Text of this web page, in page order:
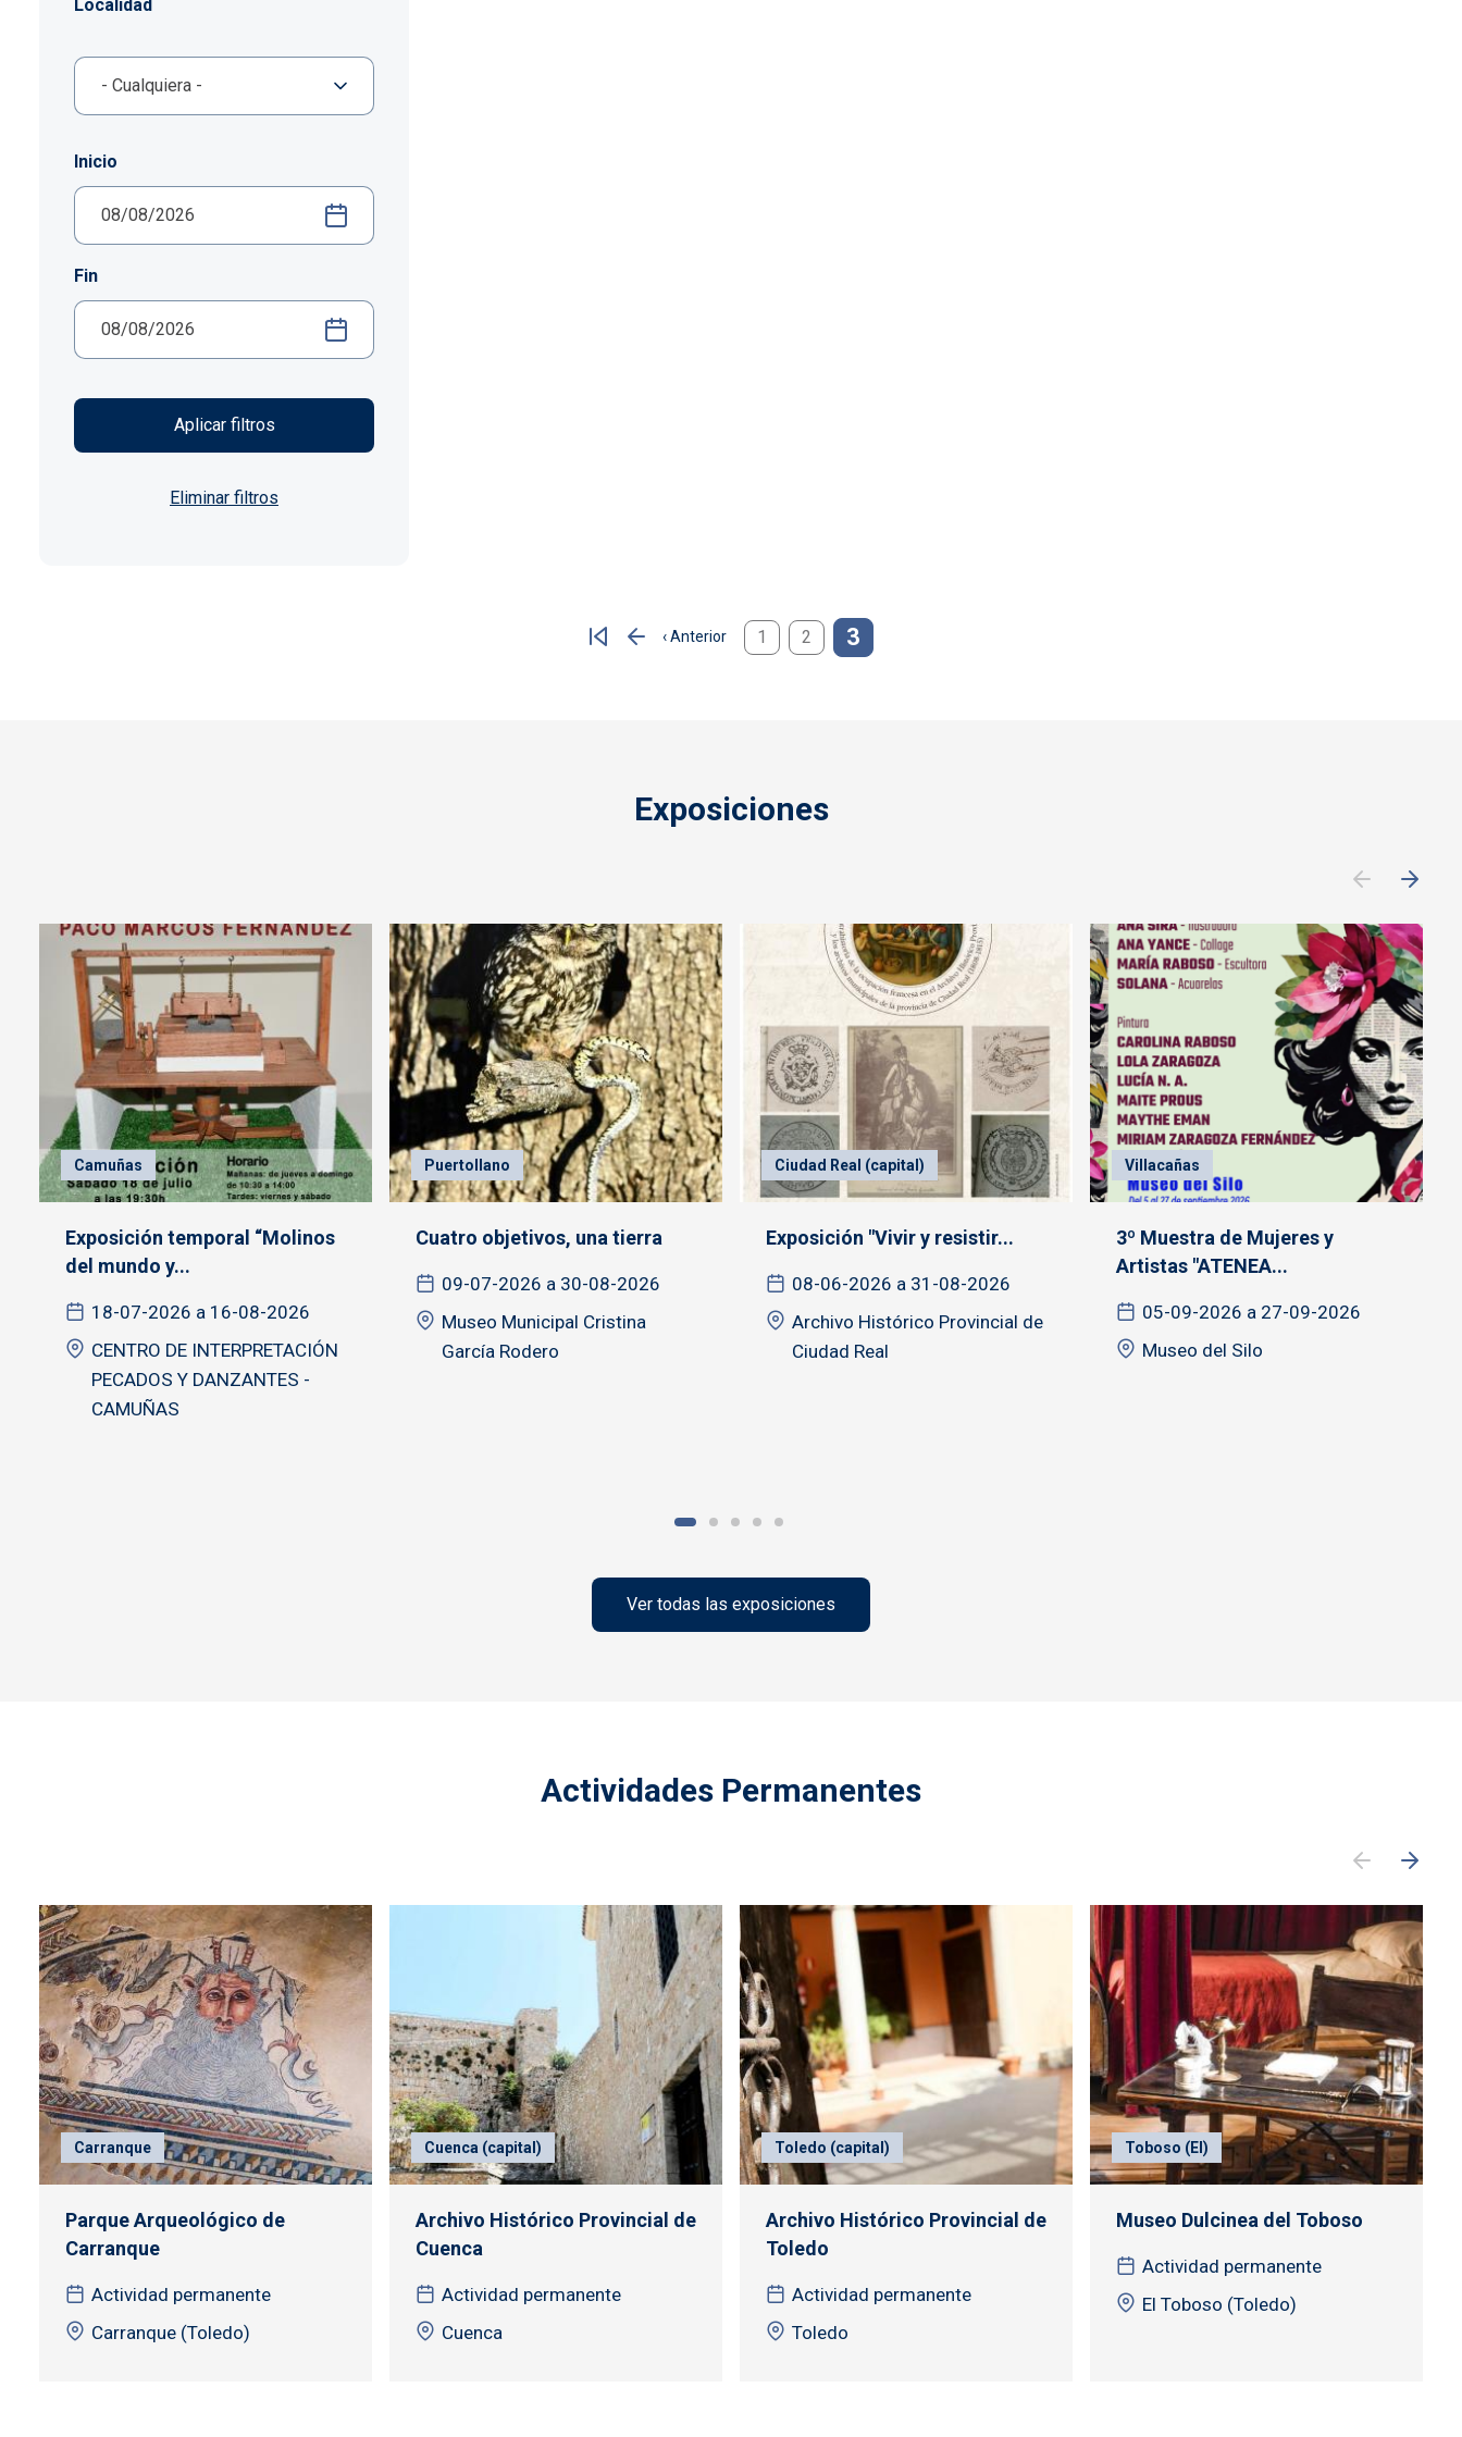
Localidad
Inicio
Fin
‹ Anterior
Página anterior
1 2 3
Exposiciones
Camuñas
Exposición temporal “Molinos
del mundo y...
18-07-2026 a 16-08-2026
CENTRO DE INTERPRETACIÓN
PECADOS Y DANZANTES -
CAMUÑAS
Puertollano
Cuatro objetivos, una tierra
09-07-2026 a 30-08-2026
Museo Municipal Cristina
García Rodero
Ciudad Real (capital)
Exposición "Vivir y resistir...
08-06-2026 a 31-08-2026
Archivo Histórico Provincial de
Ciudad Real
Villacañas
3º Muestra de Mujeres y
Artistas "ATENEA...
05-09-2026 a 27-09-2026
Museo del Silo
Ver todas las exposiciones
Actividades Permanentes
Carranque
Parque Arqueológico de
Carranque
Actividad permanente
Carranque (Toledo)
Cuenca (capital)
Archivo Histórico Provincial de
Cuenca
Actividad permanente
Cuenca
Toledo (capital)
Archivo Histórico Provincial de
Toledo
Actividad permanente
Toledo
Toboso (El)
Museo Dulcinea del Toboso
Actividad permanente
El Toboso (Toledo)